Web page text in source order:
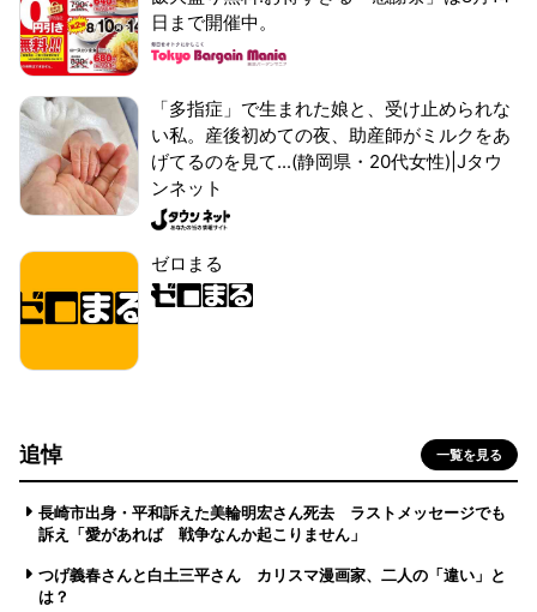
日まで開催中。
「多指症」で生まれた娘と、受け止められな
い私。産後初めての夜、助産師がミルクをあ
げてるのを見て...(静岡県・20代女性)|Jタウ
ンネット
ゼロまる
追悼 一覧を見る
長崎市出身・平和訴えた美輪明宏さん死去 ラストメッセージでも
訴え「愛があれば 戦争なんか起こりません」
つげ義春さんと白土三平さん カリスマ漫画家、二人の「違い」と
は？